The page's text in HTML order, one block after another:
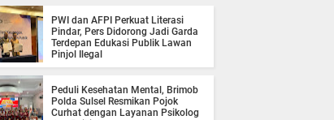
PWI dan AFPI Perkuat Literasi
Pindar, Pers Didorong Jadi Garda
Terdepan Edukasi Publik Lawan
Pinjol Ilegal
Peduli Kesehatan Mental, Brimob
Polda Sulsel Resmikan Pojok
Curhat dengan Layanan Psikolog